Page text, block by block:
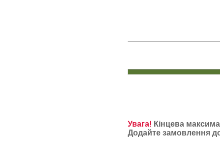
Увага! Кінцева
Додайте замовлення